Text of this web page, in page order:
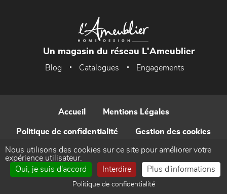
Un magasin du réseau L'Ameublier
Blog Catalogues Engagements
Accueil Mentions Légales
Politique de confidentialité Gestion des cookies
Contact
Réalisé par WEB Enseignes
Nous utilisons des cookies sur ce site pour améliorer votre
expérience utilisateur.
Oui, je suis d'accord
Interdire Plus d'informations
Politique de confidentialité